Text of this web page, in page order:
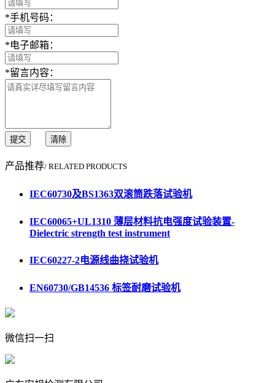
*手机号码：
*电子邮箱：
*留言内容：
提交 清除
产品推荐/ RELATED PRODUCTS
IEC60730及BS1363双滚筒跌落试验机
IEC60065+UL1310 薄层材料抗电强度试验装置-
Dielectric strength test instrument
IEC60227-2电源线曲挠试验机
EN60730/GB14536 标签耐磨试验机
微信扫一扫